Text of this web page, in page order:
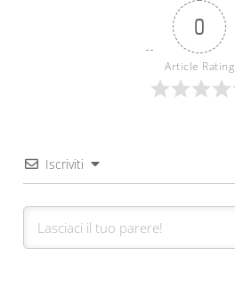
0
Article Rating
Iscriviti